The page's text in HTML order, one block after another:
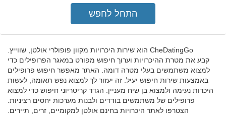
CheDatingGo הוא שירות היכרויות מקוון פופולרי אולטן, שווייץ.
קבע את מטרת ההיכרויות וערוך חיפוש מפורט במאגר הפרופילים כדי
למצוא משתמשים בעלי מטרה דומה. האתר מאפשר חיפוש פרופילים
באמצעות שירות חיפוש יעיל. זה יעזור לך למצוא נפש תאומה, לעשות
היכרות נעימה ולמצוא בן שיח מעניין. הגדר קריטריוני חיפוש כדי למצוא
פרופילים של משתמשים בודדים ולבנות מערכות יחסים רציניות.
הצטרפו לאתר היכרויות בחינם אולטן למקומיים, זרים, תיירים.